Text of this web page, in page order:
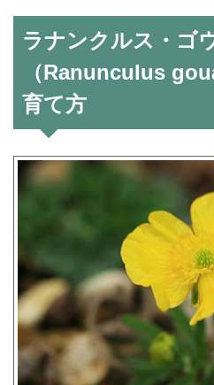
ラナンクルス・ゴ
（Ranunculus
育て方